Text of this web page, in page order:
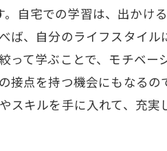
自宅での学習は、出かけ
ば、自分のライフスタイル
って学ぶことで、モチベー
点を持つ機会にもなるの
スキルを手に入れて、充実